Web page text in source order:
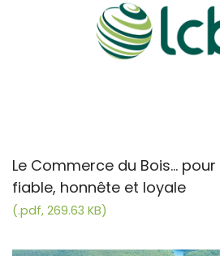
Le Commerce du Bois...
fiable, honnête et loyale
(.pdf, 269.63 KB)